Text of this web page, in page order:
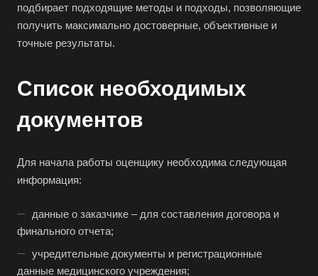
подбирает подходящие методы и подходы, позволяющие
получить максимально достоверные, объективные и
точные результаты.
Список необходимых
документов
Для начала работы оценщику необходима следующая
информация:
данные о заказчике – для составления договора и
финального отчета;
учредительные документы и регистрационные
данные медицинского учреждения;
Архангельск
Астрахань
Ачинск
Баймак
Балаково
Балашиха
Балашов